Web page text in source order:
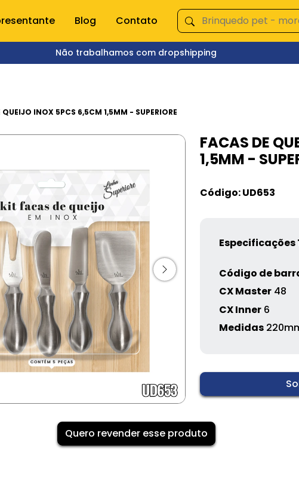
NOSSAS CATEGORIAS
domésticas Queima de Estoque
Jardinagem
Armarinhos
Organização
Blog Contato
Não trabalhamos com dropshipping
QUEIJO INOX 5PCS 6,5CM 1,5MM - SUPERIORE
FACAS DE
1,5MM -
Código: UD653
Especificações
Código de
CX Master 48
CX Inner 6
Medidas
Quero revender esse produto